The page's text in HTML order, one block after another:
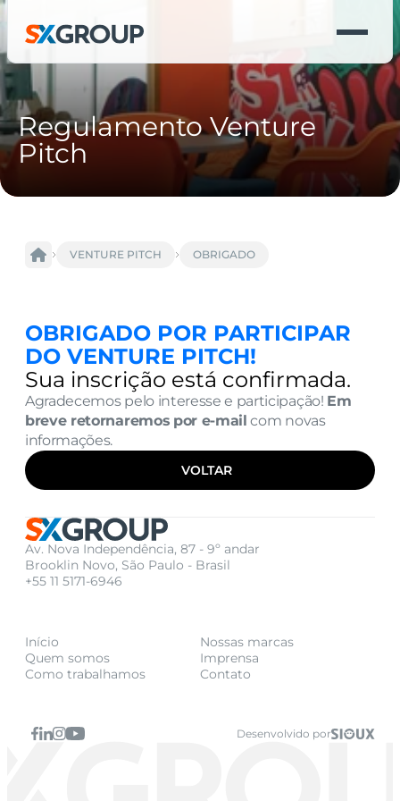
Regulamento Venture
Pitch
VENTURE PITCH OBRIGADO
OBRIGADO POR PARTICIPAR
DO VENTURE PITCH!
Sua inscrição está confirmada.
Agradecemos pelo interesse e participação! Em
breve retornaremos por e-mail com novas
informações.
VOLTAR
Av. Nova Independência, 87 - 9º andar
Brooklin Novo, São Paulo - Brasil
+55 11 5171-6946
Início
Quem somos
Como trabalhamos
Nossas marcas
Imprensa
Contato
Desenvolvido por